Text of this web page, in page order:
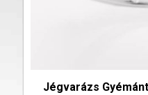
Jégvarázs